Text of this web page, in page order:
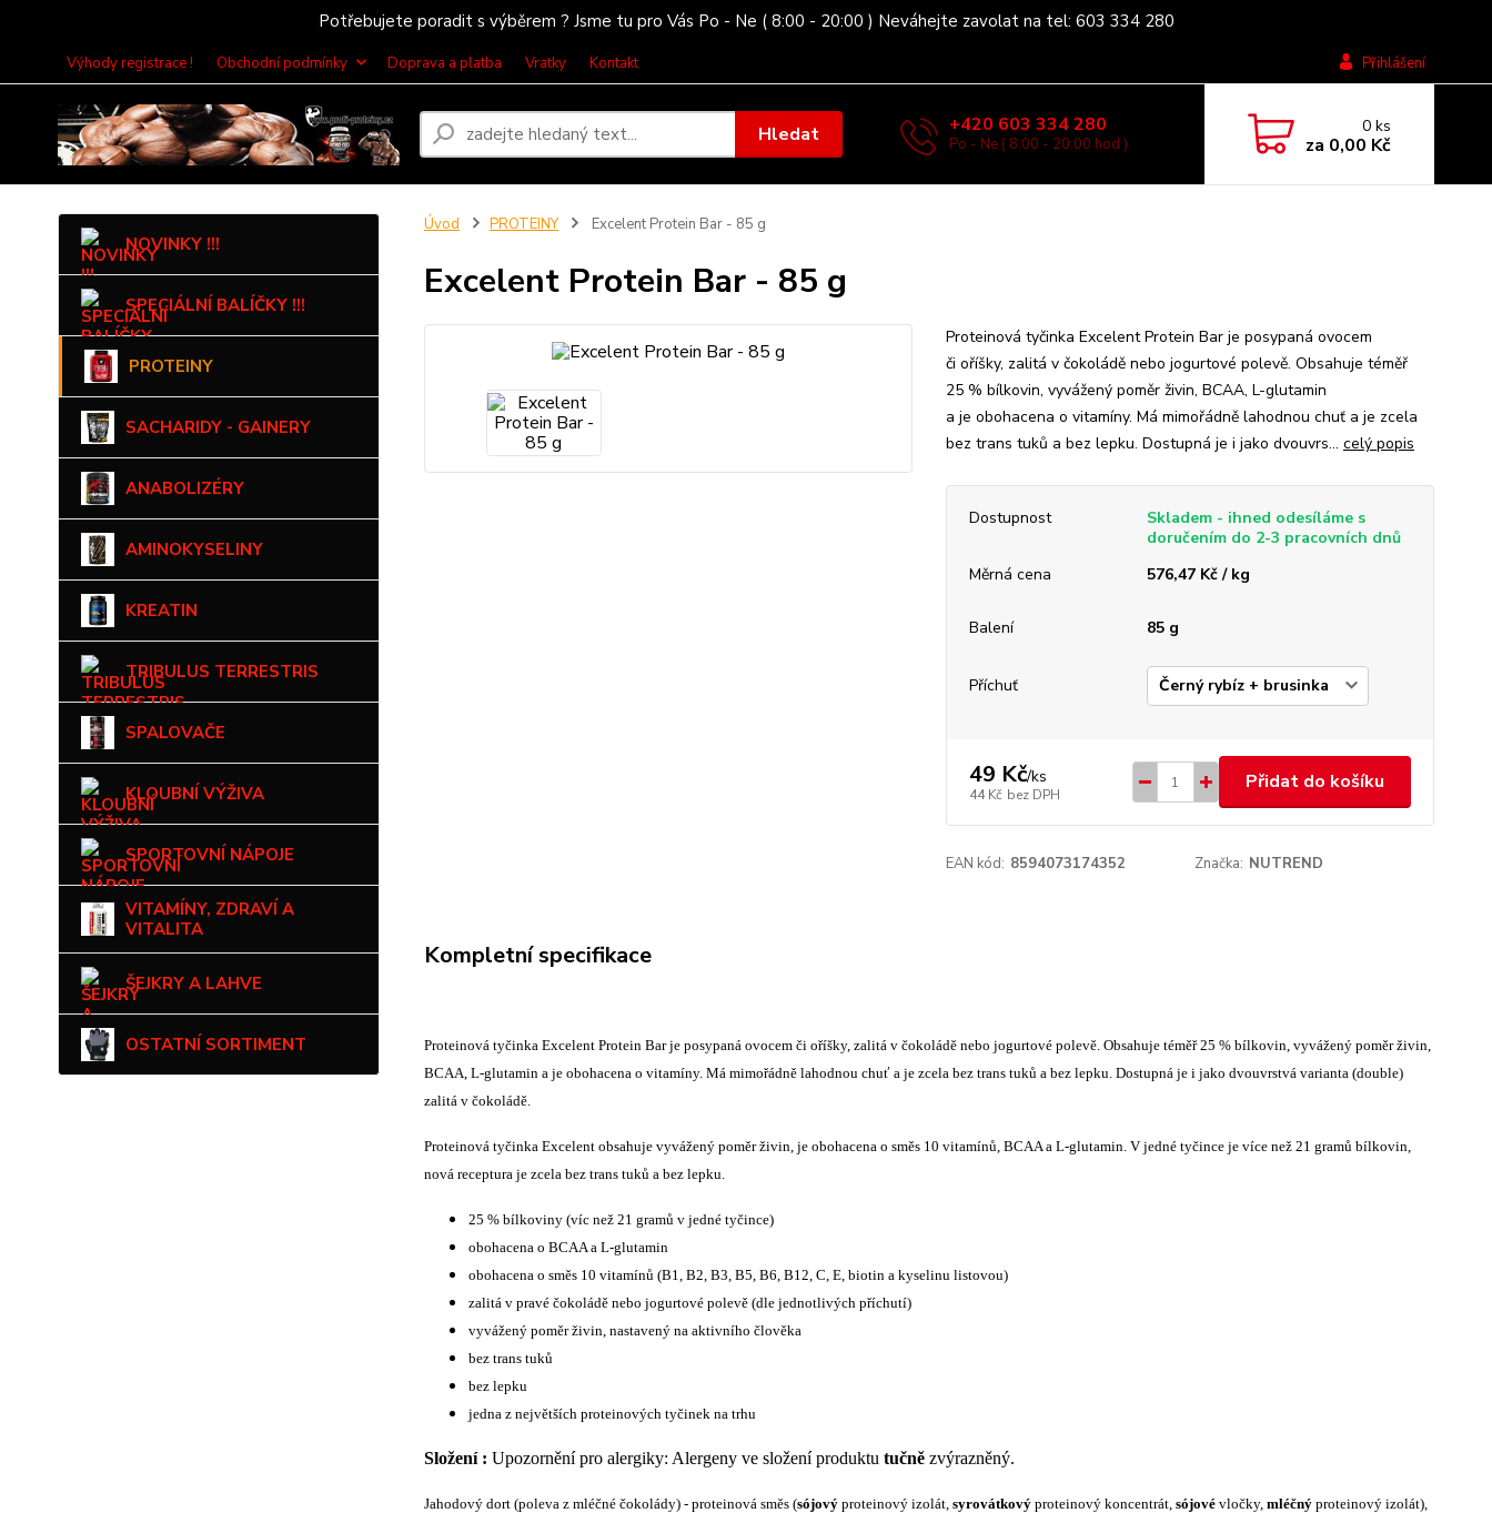
Potřebujete poradit s výběrem ? Jsme tu pro Vás Po - Ne ( 8:00 - 20:00 ) Neváhejte zavolat na tel: 603 334 280
Výhody registrace ! Obchodní podmínky Doprava a platba Vratky Kontakt Přihlášení
Hledat +420 603 334 280
Po - Ne ( 8:00 - 20:00 hod )
0ks
za 0,00 Kč
NOVINKY !!!
SPECIÁLNÍ BALÍČKY !!!
PROTEINY
SACHARIDY - GAINERY
ANABOLIZÉRY
AMINOKYSELINY
KREATIN
TRIBULUS TERRESTRIS
SPALOVAČE
KLOUBNÍ VÝŽIVA
SPORTOVNÍ NÁPOJE
VITAMÍNY, ZDRAVÍ A
VITALITA
ŠEJKRY A LAHVE
OSTATNÍ SORTIMENT
Úvod PROTEINY Excelent Protein Bar - 85 g
Excelent Protein Bar - 85 g
Proteinová tyčinka Excelent Protein Bar je posypaná ovocem
či oříšky, zalitá v čokoládě nebo jogurtové polevě. Obsahuje téměř
25 % bílkovin, vyvážený poměr živin, BCAA, L-glutamin
a je obohacena o vitamíny. Má mimořádně lahodnou chuť a je zcela
bez trans tuků a bez lepku. Dostupná je i jako dvouvrs... celý popis
Dostupnost
Skladem - ihned odesíláme s
doručením do 2-3 pracovních dnů
Měrná cena
576,47 Kč / kg
Balení 85 g
Příchuť
49 Kč/ks
44 Kč bez DPH
Přidat do košíku
EAN kód: 8594073174352 Značka: NUTREND
Kompletní specifikace
Proteinová tyčinka Excelent Protein Bar je posypaná ovocem či oříšky, zalitá v čokoládě nebo jogurtové polevě. Obsahuje téměř 25 % bílkovin, vyvážený poměr živin,
BCAA, L-glutamin a je obohacena o vitamíny. Má mimořádně lahodnou chuť a je zcela bez trans tuků a bez lepku. Dostupná je i jako dvouvrstvá varianta (double)
zalitá v čokoládě.
Proteinová tyčinka Excelent obsahuje vyvážený poměr živin, je obohacena o směs 10 vitamínů, BCAA a L-glutamin. V jedné tyčince je více než 21 gramů bílkovin,
nová receptura je zcela bez trans tuků a bez lepku.
25 % bílkoviny (víc než 21 gramů v jedné tyčince)
obohacena o BCAA a L-glutamin
obohacena o směs 10 vitamínů (B1, B2, B3, B5, B6, B12, C, E, biotin a kyselinu listovou)
zalitá v pravé čokoládě nebo jogurtové polevě (dle jednotlivých příchutí)
vyvážený poměr živin, nastavený na aktivního člověka
bez trans tuků
bez lepku
jedna z největších proteinových tyčinek na trhu
Složení : Upozornění pro alergiky: Alergeny ve složení produktu tučnězvýrazněný.
Jahodový dort (poleva z mléčné čokolády) - proteinová směs (sójovýproteinový izolát, syrovátkovýproteinový koncentrát, sójovévločky, mléčnýproteinový izolát),